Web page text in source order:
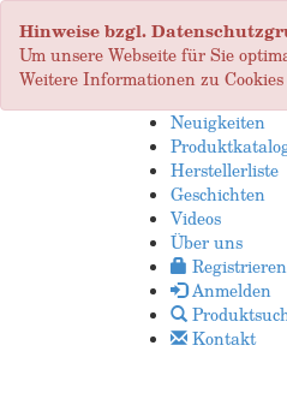
Hinweise bzgl.
Um unsere Webseite für Sie
Weitere Informationen zu
Neuigkeiten
Herstellerliste
Geschichten
Videos
Über uns
Registrieren
Anmelden
Kontakt